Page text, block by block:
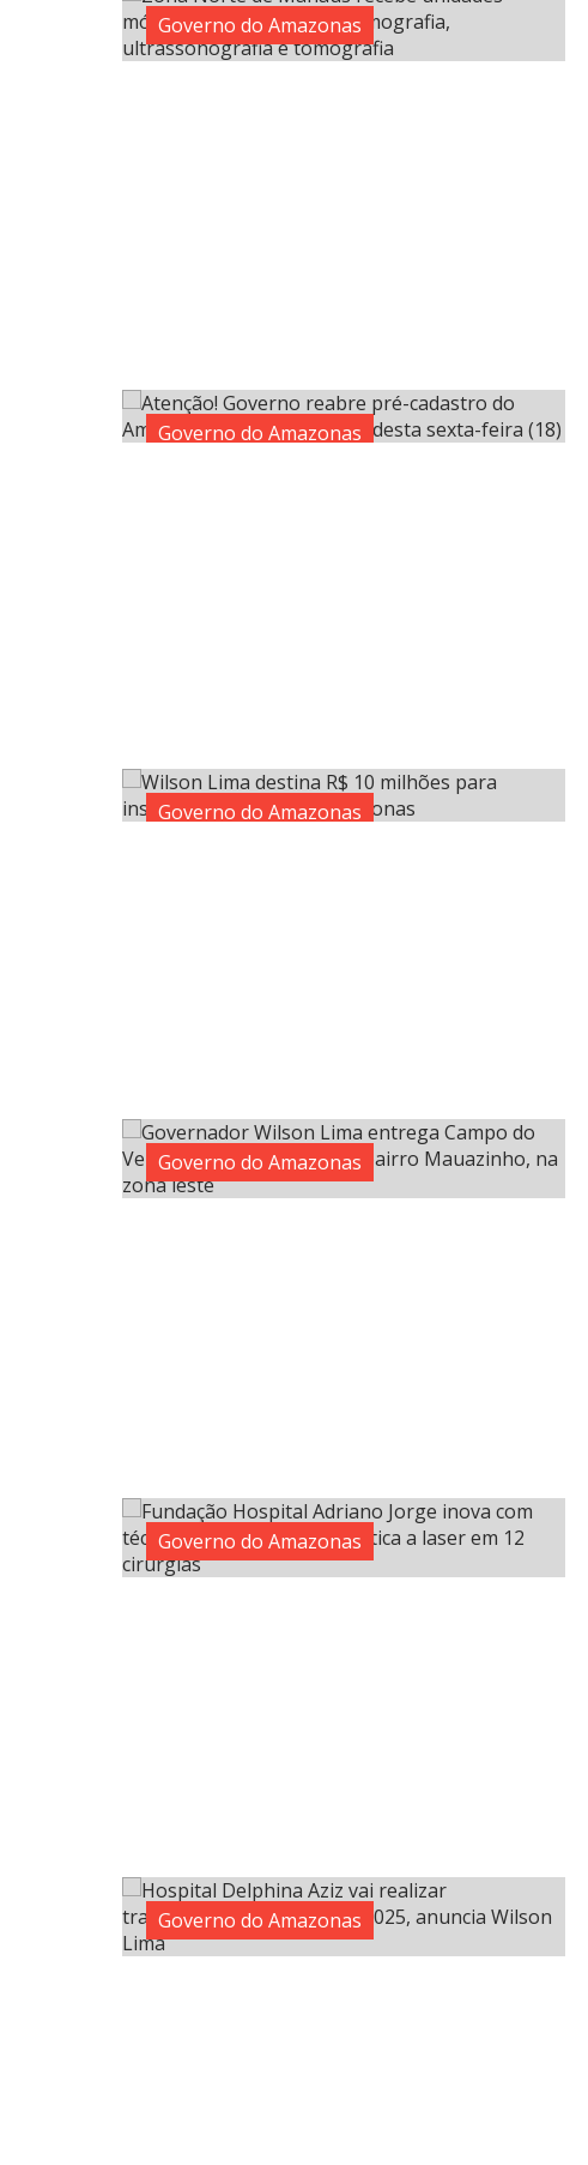
Governo do Amazonas
Governo do Amazonas
Governo do Amazonas
Governo do Amazonas
Governo do Amazonas
Governo do Amazonas